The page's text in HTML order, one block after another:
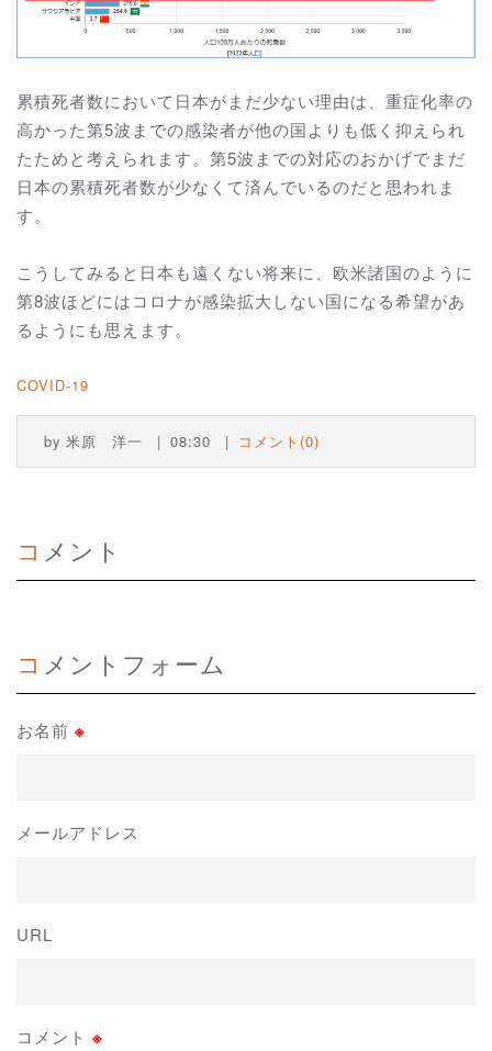
累積死者数において日本がまだ少ない理由は、重症化率の
高かった第5波までの感染者が他の国よりも低く抑えられ
たためと考えられます。第5波までの対応のおかげでまだ
日本の累積死者数が少なくて済んでいるのだと思われま
す。
こうしてみると日本も遠くない将来に、欧米諸国のように
第8波ほどにはコロナが感染拡大しない国になる希望があ
るようにも思えます。
COVID-19
by 米原 洋一 08:30 コメント(0)
コメント
コメントフォーム
お名前 ※
メールアドレス
URL
コメント ※